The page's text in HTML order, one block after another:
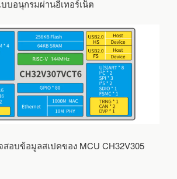
บอนุกรมผ่านอีเทอร์เน็ต
สอบข้อมูลสเปคของ MCU CH32V305